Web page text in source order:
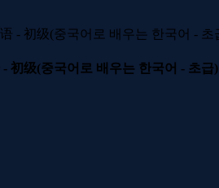
初级(중국어로 배우는 한국어 - 초급)